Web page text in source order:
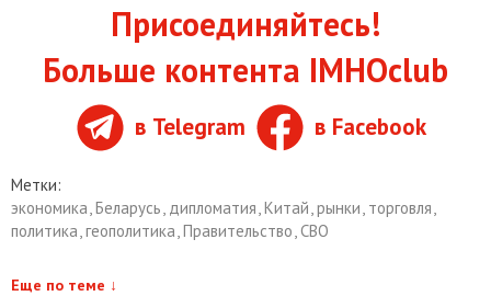
Присоединяйтесь!
Больше контента IMHOclub
в Telegram в Facebook
Метки:
экономика,Беларусь, дипломатия,Китай,рынки, торговля,
политика,геополитика,Правительство,СВО
Еще по теме ↓